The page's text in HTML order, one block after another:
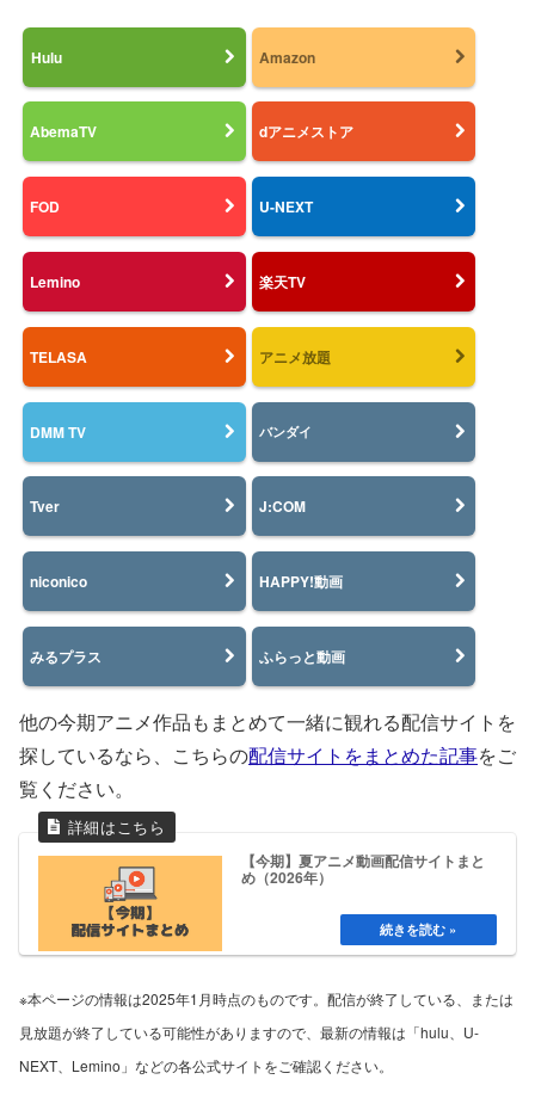
Hulu Amazon
AbemaTV dアニメストア
FOD U-NEXT
Lemino 楽天TV
TELASA アニメ放題
DMM TV バンダイ
Tver J:COM
niconico HAPPY!動画
みるプラス ふらっと動画
他の今期アニメ作品もまとめて一緒に観れる配信サイトを
探しているなら、こちらの配信サイトをまとめた記事をご
覧ください。
【今期】夏アニメ動画配信サイトまと
め（2026年）
※本ページの情報は2025年1月時点のものです。配信が終了している、または
見放題が終了している可能性がありますので、最新の情報は「hulu、U-
NEXT、Lemino」などの各公式サイトをご確認ください。